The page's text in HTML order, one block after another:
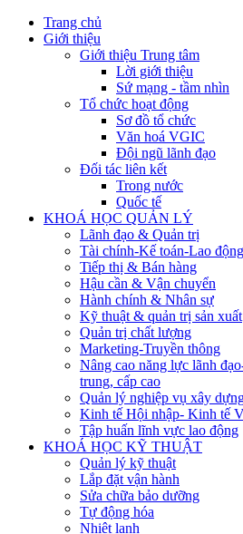
Trang chủ
Giới thiệu
Giới thiệu Trung tâm
Lời giới thiệu
Sứ mạng - tầm nhìn
Tổ chức hoạt động
Sơ đồ tổ chức
Văn hoá VGIC
Đội ngũ lãnh đạo
Đối tác liên kết
Trong nước
Quốc tế
KHOÁ HỌC QUẢN LÝ
Lãnh đạo & Quản trị
Tài chính-Kế toán-Lao
Tiếp thị & Bán hàng
Hậu cần & Vận chuyển
Hành chính & Nhân sự
Kỹ thuật & quản trị sản xuất
Quản trị chất lượng
Marketing-Truyền thông
Nâng cao năng lực lãnh
trung, cấp cao
Quản lý nghiệp vụ xây
Kinh tế Hội nhập- Kinh tế
Tập huấn lĩnh vực lao động
KHOÁ HỌC KỸ THUẬT
Quản lý kỹ thuật
Lắp đặt vận hành
Sửa chữa bảo dưỡng
Tự động hóa
Nhiệt lạnh